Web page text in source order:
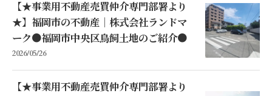
【★事業用不動産売買仲介専門部署より
★】福岡市の不動産｜株式会社ランドマ
ーク●福岡市中央区鳥飼土地のご紹介●
2026/05/26
【★事業用不動産売買仲介専門部署より